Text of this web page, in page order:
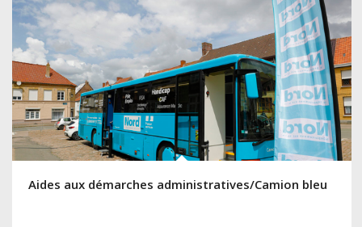
Aides aux démarches administratives/Camion bleu